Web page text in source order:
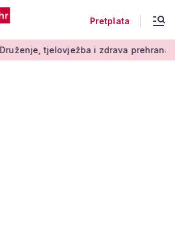
Pretplata
i zdrava prehrana za umirovljenike